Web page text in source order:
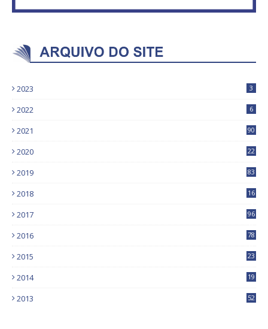
2023 3
2022 6
2021 90
2020
22
2019
83
2018
16
2017
96
2016
78
2015 23
2014 19
2013 52